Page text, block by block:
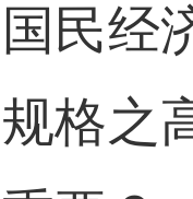
民经
格之